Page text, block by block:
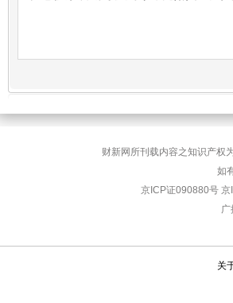
财新网所刊载内容之知识产权
如
京ICP证090880号 京
关